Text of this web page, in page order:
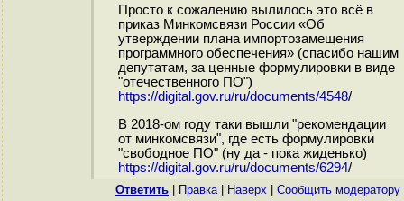
Просто к сожалению вылилось это всё в
приказ Минкомсвязи России «Об
утверждении плана импортозамещения
программного обеспечения» (спасибо нашим
депутатам, за ценные формулировки в виде
"отечественного ПО")
https://digital.gov.ru/ru/documents/4548/
В 2018-ом году таки вышли "рекомендации
от минкомсвязи", где есть формулировки
"свободное ПО" (ну да - пока жиденько)
https://digital.gov.ru/ru/documents/6294/
Ответить Правка| Наверх Cообщить модератору